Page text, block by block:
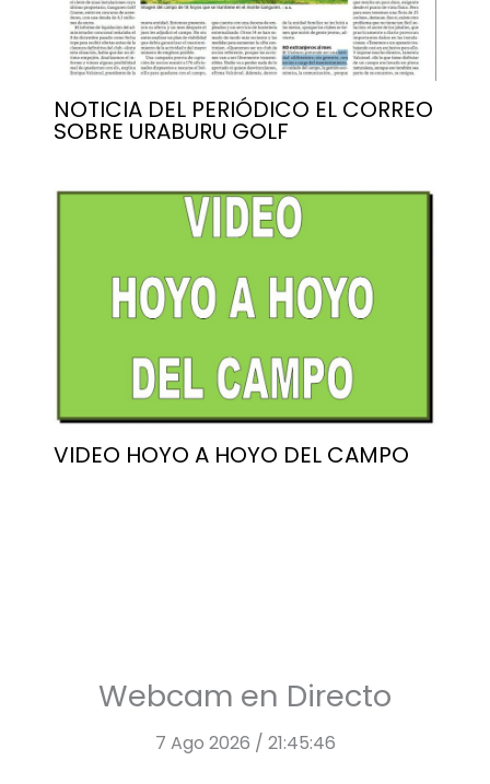
NOTICIA DEL PERIÓDICO EL CORREO
SOBRE URABURU GOLF
VIDEO HOYO A HOYO DEL CAMPO
Webcam en Directo
7 Ago 2026 / 21:45:46